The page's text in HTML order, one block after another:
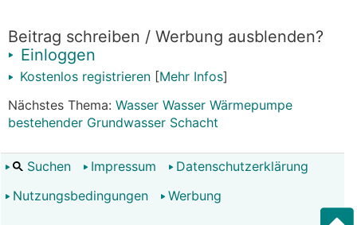
Beitrag schreiben / Werbung ausblenden?
Einloggen
Kostenlos registrieren [Mehr Infos]
Nächstes Thema: Wasser Wasser Wärmepumpe
bestehender Grundwasser Schacht
Suchen Impressum
Datenschutzerklärung
Nutzungsbedingungen
Werbung